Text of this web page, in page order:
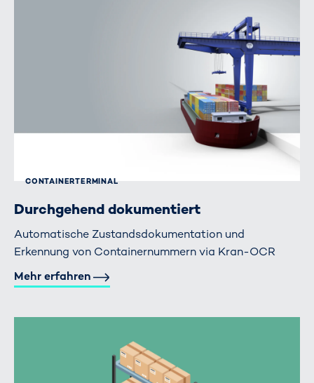
CONTAINERTERMINAL
Durchgehend dokumentiert
Automatische Zustandsdokumentation und
Erkennung von Containernummern via Kran-OCR
Mehr erfahren